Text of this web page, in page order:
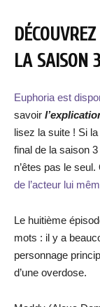
LA SAISON
Euphoria est
savoir
lisez la suite ! Si
final de la saison
n’êtes pas le
de l’acteur lui
Le huitième
mots : il y a
personnage
d’une overdose.